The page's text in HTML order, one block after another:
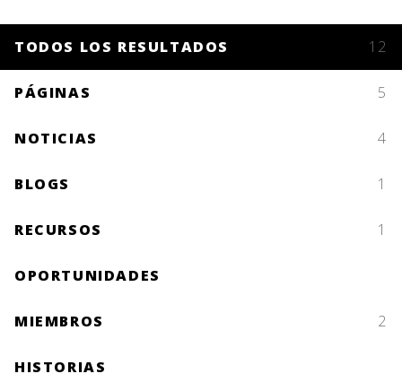
TODOS LOS RESULTADOS 12
PÁGINAS 5
NOTICIAS 4
BLOGS 1
RECURSOS 1
OPORTUNIDADES
MIEMBROS 2
HISTORIAS